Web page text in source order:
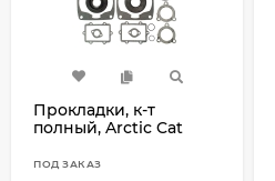
Прокладки, к-т
полный, Arctic Cat
ПОД ЗАКАЗ